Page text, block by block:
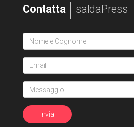
Contatta saldaPress